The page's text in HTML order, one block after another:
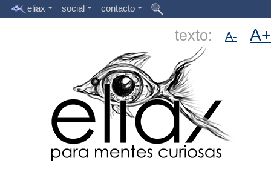
eliax social contacto
texto: A- A+